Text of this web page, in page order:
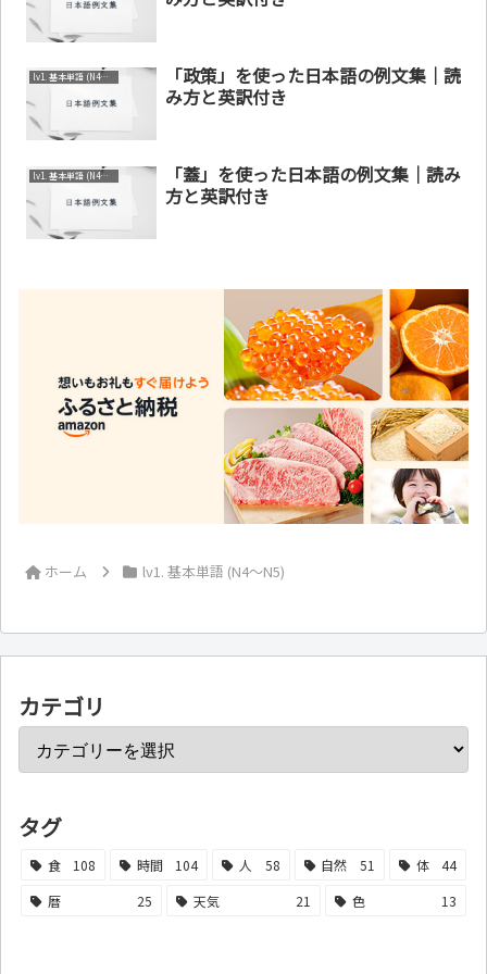
lv1. 基本単語 (N4～N5)
「政策」を使った日本語の例文集｜読
み方と英訳付き
lv1. 基本単語 (N4～N5)
「蓋」を使った日本語の例文集｜読み
方と英訳付き
ホーム lv1. 基本単語 (N4～N5)
カテゴリ
タグ
食 108 時間 104 人 58 自然 51 体
44
暦
25 天気 21 色 13